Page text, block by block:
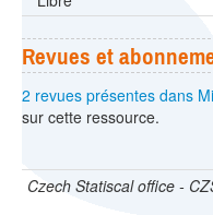
Revues et
2 revues présentes dans
sur cette ressource.
Czech Statiscal office -